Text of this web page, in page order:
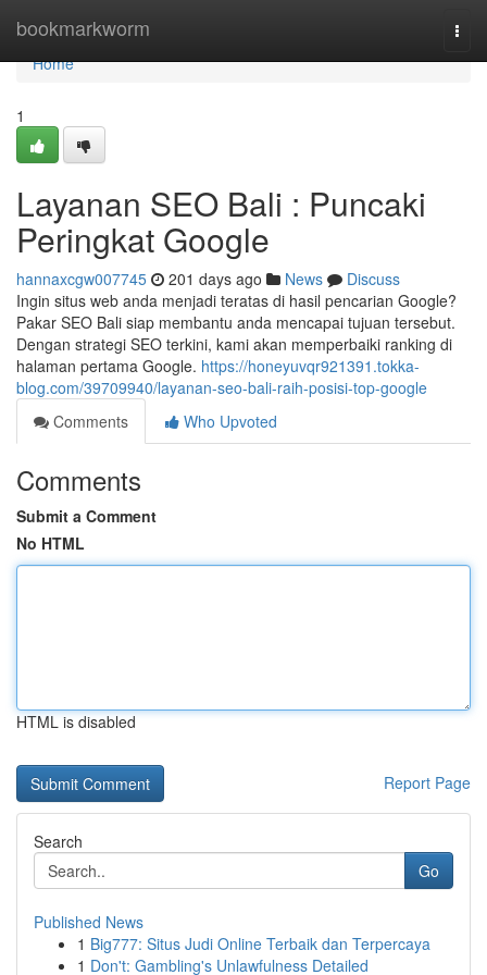
bookmarkworm
Home
Home
1
Layanan SEO Bali : Puncaki
Peringkat Google
hannaxcgw007745 201 days ago News
Discuss
Ingin situs web anda menjadi teratas di hasil pencarian Google?
Pakar SEO Bali siap membantu anda mencapai tujuan tersebut.
Dengan strategi SEO terkini, kami akan memperbaiki ranking di
halaman pertama Google. https://honeyuvqr921391.tokka-
blog.com/39709940/layanan-seo-bali-raih-posisi-top-google
Comments
Who Upvoted
Comments
Submit a Comment
No HTML
HTML is disabled
Report Page
Search
Go
Published News
1 Big777: Situs Judi Online Terbaik dan Terpercaya
1 Don't: Gambling's Unlawfulness Detailed